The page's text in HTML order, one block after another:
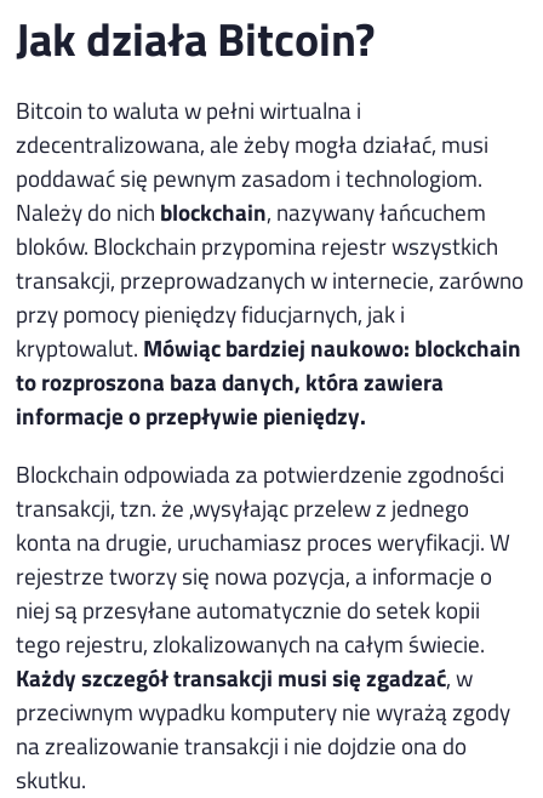
Jak działa Bitcoin?
Bitcoin to waluta w pełni wirtualna i
zdecentralizowana, ale żeby mogła działać, musi
poddawać się pewnym zasadom i technologiom.
Należy do nich blockchain, nazywany łańcuchem
bloków. Blockchain przypomina rejestr wszystkich
transakcji, przeprowadzanych w internecie, zarówno
przy pomocy pieniędzy fiducjarnych, jak i
kryptowalut. Mówiąc bardziej naukowo: blockchain
to rozproszona baza danych, która zawiera
informacje o przepływie pieniędzy.
Blockchain odpowiada za potwierdzenie zgodności
transakcji, tzn. że ,wysyłając przelew z jednego
konta na drugie, uruchamiasz proces weryfikacji. W
rejestrze tworzy się nowa pozycja, a informacje o
niej są przesyłane automatycznie do setek kopii
tego rejestru, zlokalizowanych na całym świecie.
Każdy szczegół transakcji musi się zgadzać, w
przeciwnym wypadku komputery nie wyrażą zgody
na zrealizowanie transakcji i nie dojdzie ona do
skutku.